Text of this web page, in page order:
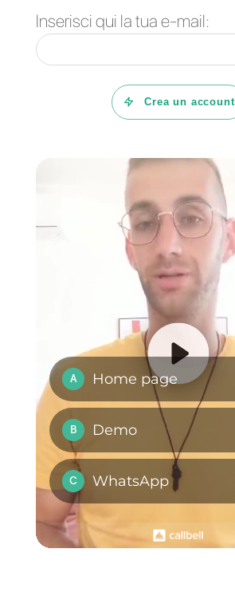
proattiva,
clicca qui
Domande
Come
tua strategia
assistenza
clienti?
Perché
implementare
servizio di
assistenza
proattivo?